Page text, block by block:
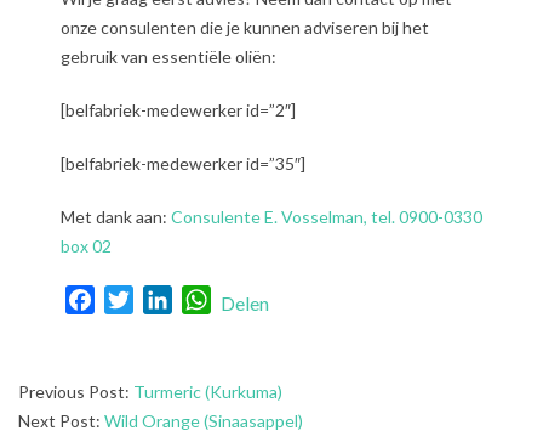
onze consulenten die je kunnen adviseren bij het
gebruik van essentiële oliën:
[belfabriek-medewerker id=”2″]
[belfabriek-medewerker id=”35″]
Met dank aan: Consulente E. Vosselman, tel. 0900-0330
box 02
FacebookTwitterLinkedInWhatsApp
Delen
2021-
08-
Previous Post: Turmeric (Kurkuma)
Next Post: Wild Orange (Sinaasappel)